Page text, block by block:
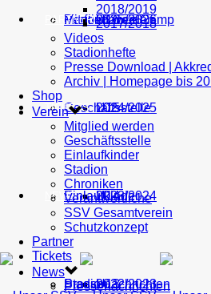
U16
U15
U14
U13
Performance Camp
2025/2026
2024/2025
2023/2024
2022/2023
Mitglied werden
Geschäftsstelle
Einlaufkinder
Stadion
PARTNER
TICKETS
NEWS
Pressenachrichten
2018/2019
2017/2018
Videos
Stadionhefte
Presse Download |
Archiv | Homepage bis
Shop
Verein
Mitglied werden
Geschäftsstelle
Einlaufkinder
Stadion
Chroniken
Verantwortliche
SSV Gesamtverein
Schutzkonzept
Partner
Tickets
News
Pressenachrichten